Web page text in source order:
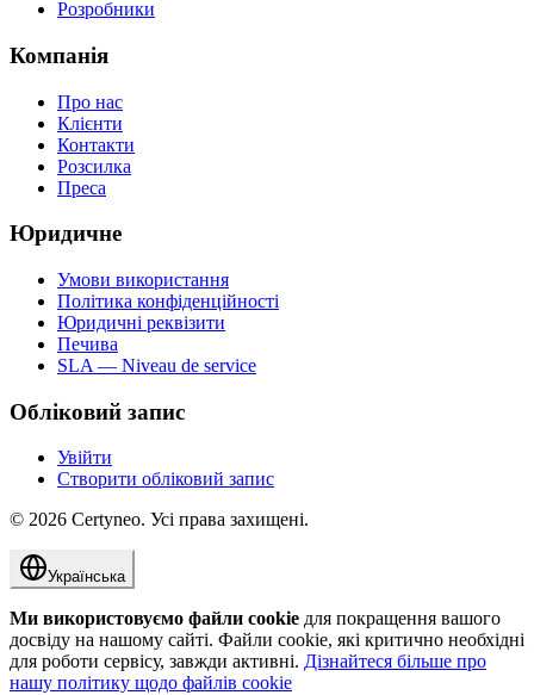
Розробники
Компанія
Про нас
Клієнти
Контакти
Розсилка
Преса
Юридичне
Умови використання
Політика конфіденційності
Юридичні реквізити
Печива
SLA — Niveau de service
Обліковий запис
Увійти
Створити обліковий запис
© 2026 Certyneo. Усі права захищені.
Українська
Ми використовуємо файли cookie для покращення вашого
досвіду на нашому сайті. Файли cookie, які критично необхідні
для роботи сервісу, завжди активні. Дізнайтеся більше про
нашу політику щодо файлів cookie